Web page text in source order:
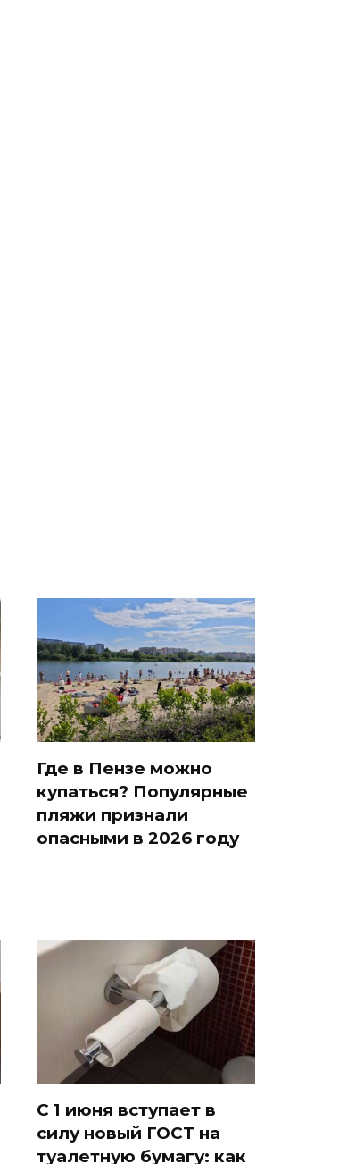
Где в Пензе можно
купаться? Популярные
пляжи признали
опасными в 2026 году
С 1 июня вступает в
силу новый ГОСТ на
туалетную бумагу: как